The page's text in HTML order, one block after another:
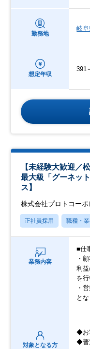
勤務地
岐
想定年収
391
【未経験大歓迎／
最大級「グーネッ
ス】
株式会社プロトコー
正社員採用 職種・
業務内容
■仕
・
利
を行
・
とな
対象となる方
◆お
◆普